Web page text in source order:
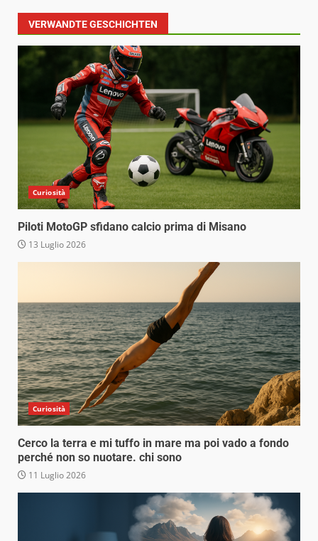
VERWANDTE GESCHICHTEN
Curiosità
Piloti MotoGP sfidano calcio prima di Misano
13 Luglio 2026
Curiosità
Cerco la terra e mi tuffo in mare ma poi vado a fondo
perché non so nuotare. chi sono
11 Luglio 2026